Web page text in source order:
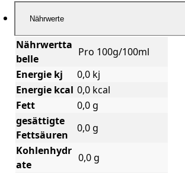
Nährwerte
Nährwertta
belle
Pro 100g/100ml
Energie kj
0,0 kj
Energie kcal 0,0 kcal
Fett
0,0 g
gesättigte
Fettsäuren
0,0 g
Kohlenhydr
ate
0,0 g